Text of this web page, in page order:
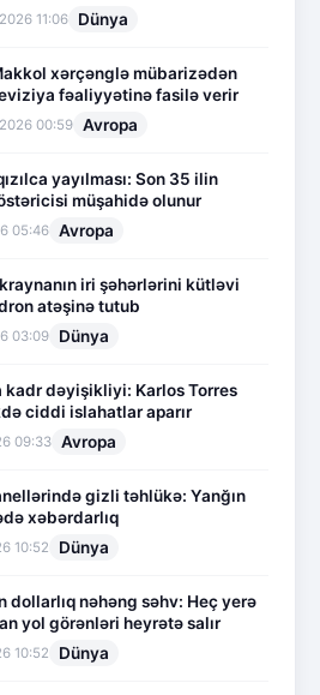
11:06 Dünya
xərçənglə mübarizədən
fəaliyyətinə fasilə verir
00:59 Avropa
yayılması: Son 35 ilin
müşahidə olunur
05:46 Avropa
iri şəhərlərini kütləvi
atəşinə tutub
03:09 Dünya
kadr dəyişikliyi: Karlos Torres
ciddi islahatlar aparır
09:33 Avropa
gizli təhlükə: Yanğın
xəbərdarlıq
10:52 Dünya
dollarlıq nəhəng səhv: Heç yerə
yol görənləri heyrətə salır
10:52 Dünya